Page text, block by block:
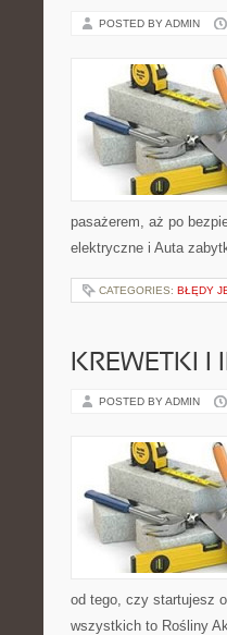
POSTED BY ADMIN
pasażerem, aż po
elektryczne i Auta
CATEGORIES: BŁĘDY
KREWETKI I
POSTED BY ADMIN
od tego, czy startujesz
wszystkich to Rośliny